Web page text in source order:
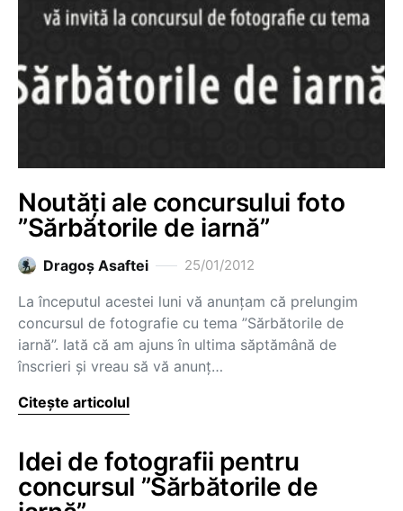
Noutăți ale concursului foto
”Sărbătorile de iarnă”
Dragoş Asaftei 25/01/2012
La începutul acestei luni vă anunțam că prelungim
concursul de fotografie cu tema ”Sărbătorile de
iarnă”. Iată că am ajuns în ultima săptămână de
înscrieri și vreau să vă anunț…
Citește articolul
Idei de fotografii pentru
concursul ”Sărbătorile de